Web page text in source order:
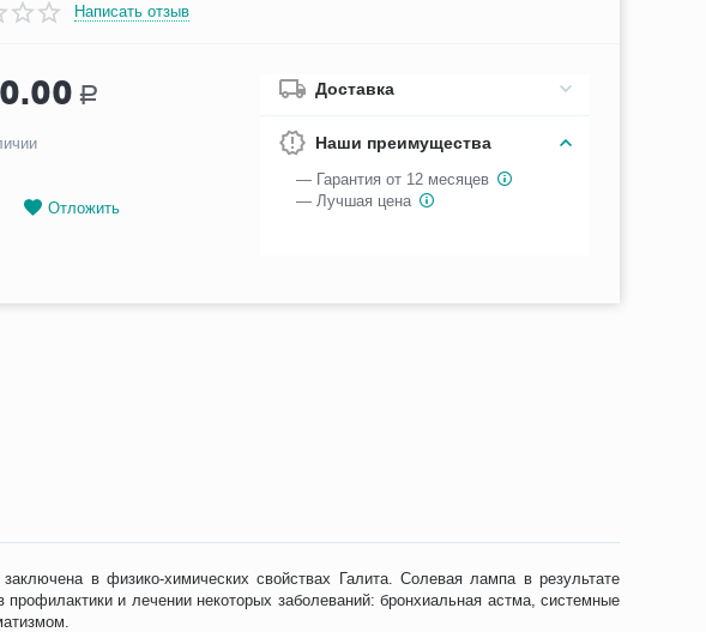
Написать отзыв
Р
Отложить
Доставка
Наши преимущества
— Гарантия от 12 месяцев
— Лучшая цена
в физико-химических свойствах Галита. Солевая лампа в результате
и лечении некоторых заболеваний: бронхиальная астма, системные